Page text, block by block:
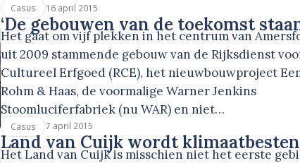
Casus 16 april 2015
‘De gebouwen van de toekomst
Het gaat om vijf plekken in het centrum van
uit 2009 stammende gebouw van de Rijksdienst
Cultureel Erfgoed (RCE), het nieuwbouwproject
Rohm & Haas, de voormalige Warner Jenkins
Stoomluciferfabriek (nu WAR) en niet…
Casus 7 april 2015
Land van Cuijk wordt
Het Land van Cuijk is misschien niet het eerste